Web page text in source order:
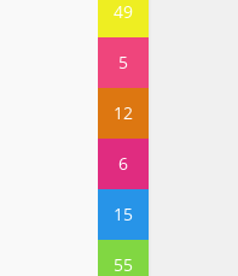
49
5
12
6
15
55